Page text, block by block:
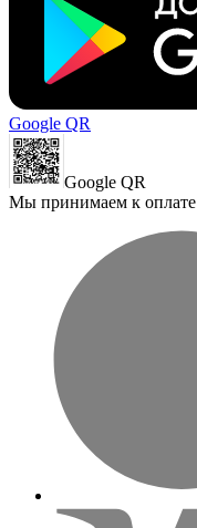
Google QR
Google QR
Мы принимаем к оплате